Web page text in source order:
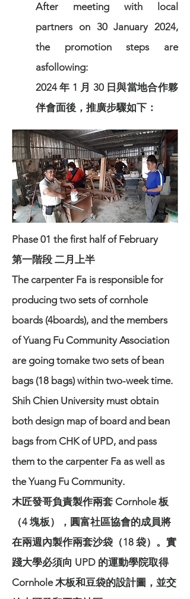
After meeting with local
partners on 30 January 2024,
the promotion steps are
asfollowing:
2024 年 1 月 30 日與當地合作夥
伴會面後，推廣步驟如下：
Phase 01 the first half of February
第一階段 二月上半
The carpenter Fa is responsible for
producing two sets of cornhole
boards (4boards), and the members
of Yuang Fu Community Association
are going tomake two sets of bean
bags (18 bags) within two-week time.
Shih Chien University must obtain
both design map of board and bean
bags from CHK of UPD, and pass
them to the carpenter Fa as well as
the Yuang Fu Community.
木匠發哥負責製作兩套 Cornhole 板
（4 塊板），圓富社區協會的成員將
在兩週內製作兩套沙袋（18 袋）。實
踐大學必須向 UPD 的運動學院取得
Cornhole 木板和豆袋的設計圖，並交